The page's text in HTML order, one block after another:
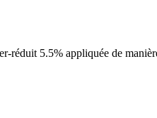
5.5% appliquée de